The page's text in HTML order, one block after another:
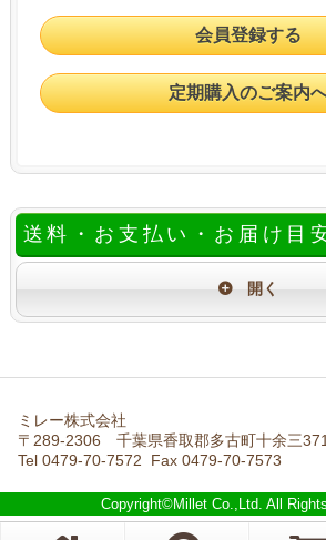
会員登録する
定期購入のご案内
送料・お支払い・お届け目
ミレー株式会社
〒289-2306 千葉県香取郡多古町十余三
Tel 0479-70-7572 Fax 0479-70-7573
Copyright©Millet Co.,Ltd. All